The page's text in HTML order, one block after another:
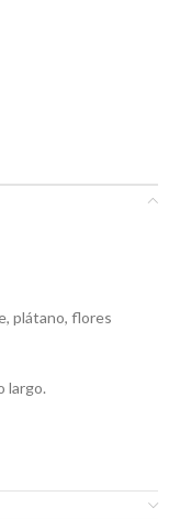
plátano, flores
largo.